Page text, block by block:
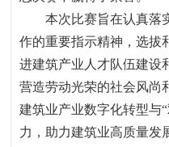
本次比赛旨在认真落
作的重要指示精神，选拔
进建筑产业人才队伍建设
营造劳动光荣的社会风尚
建筑业产业数字化转型与“
力，助力建筑业高质量发